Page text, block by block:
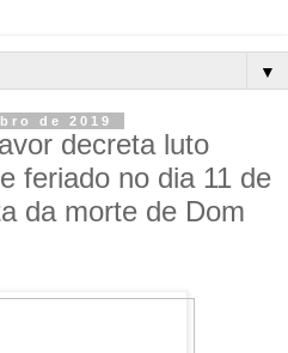
▼
de 2019
decreta luto
feriado no dia 11 de
da morte de Dom